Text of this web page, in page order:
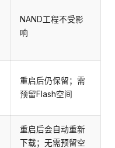
NAND工程不受影
响
重启后仍保留；需
预留Flash空间
重启后会自动重新
下载；无需预留空